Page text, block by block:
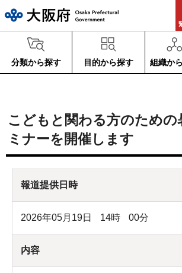
分類から探す 目的から探す 組織か
こどもと関わる方のための
ミナーを開催します
報道提供日時
2026年05月19日 14時 00分
内容